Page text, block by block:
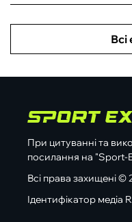
При цитуванні та
посилання на "Sport-
Всі права захищені
Ідентифікатор медіа